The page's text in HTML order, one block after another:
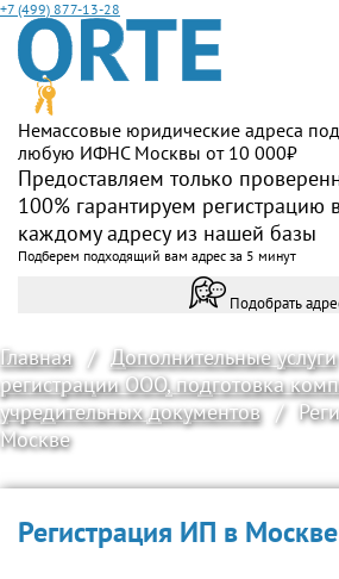
+7 (499) 877-13-28
Немассовые юридические адреса под
любую ИФНС Москвы от 10 000₽
Предоставляем только
100% гарантируем
каждому адресу из нашей базы
Подберем подходящий вам адрес за 5 минут
Подобрать
Главная / Дополнительные услуги
регистрации ООО, подготовка
учредительных документов /
Москве
Регистрация ИП в Москве